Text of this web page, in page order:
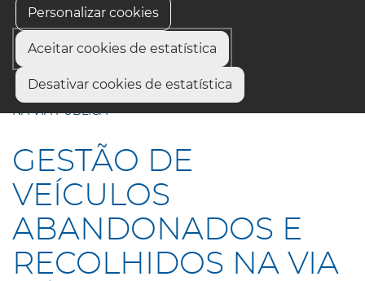
Personalizar cookies
Aceitar cookies de estatística
Desativar cookies de estatística
Início
GESTÃO DE VEÍCULOS ABANDONADOS E RECOLHIDOS
NA VIA PÚBLICA
GESTÃO DE
VEÍCULOS
ABANDONADOS E
RECOLHIDOS NA VIA